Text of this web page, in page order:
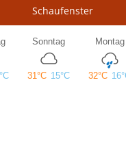
Schaufenster